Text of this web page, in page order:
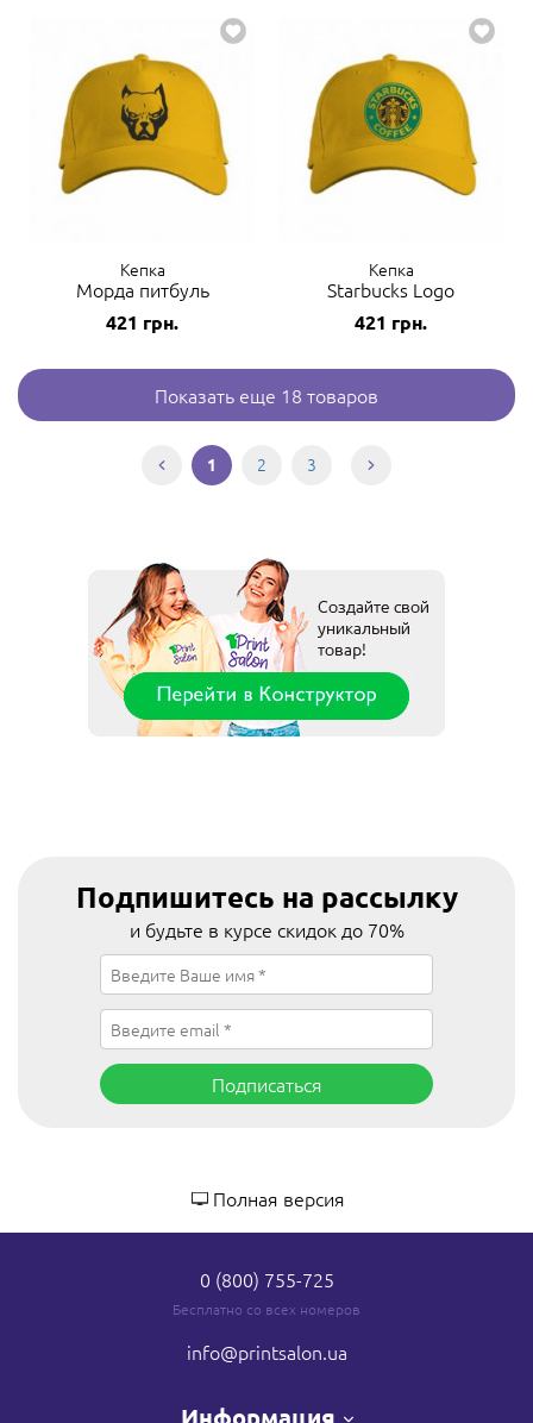
Кепка
Морда питбуль
421 грн.
Кепка
Starbucks Logo
421 грн.
Показать еще 18 товаров
1 2 3
Подпишитесь на рассылку
и будьте в курсе скидок до 70%
Подписаться
Полная версия
0 (800) 755-725
Бесплатно со всех номеров
info@printsalon.ua